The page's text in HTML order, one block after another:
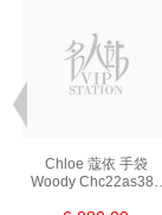
Chloe 蔻依 手袋
Woody Chc22as383